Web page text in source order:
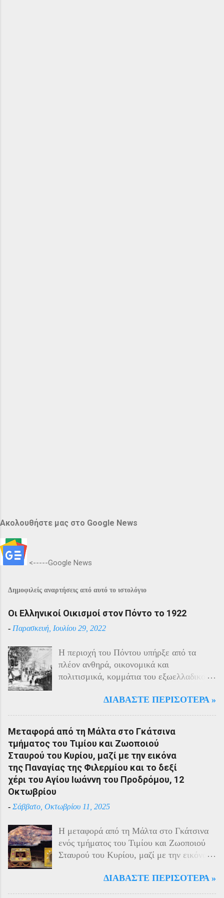
Ακολουθήστε μας στο Google News
<-----Google News
Δημοφιλείς αναρτήσεις από αυτό το ιστολόγιο
Οι Ελληνικοί Οικισμοί στον Πόντο το 1922
- Παρασκευή, Ιουλίου 29, 2022
Η περιοχή του Πόντου υπήρξε από τα
πλέον ανθηρά, οικονομικά και
πολιτισμικά, κομμάτια του εξωελλαδικού
40% του πληθυσμού της περιοχής και μαζί
του Πόντου είχε και αυτός στη διάρκεια
του πολέμου την ίδια τύχη με τον
υπόλοιπο μικρασιατικό πληθυσμό. Με την
είσοδο της Τουρκίας στον πόλεμο
πραγματοποιήθηκαν εκκενώσεις οικισμών,
οικογένειες των φυγοστράτων.
έδωσαν οι Πόντιοι στην καταπίεση με την
οργανωμένη αντίσταση των κατοίκων του.
Αντιδρώντας στις πιέσεις των Τούρκων
αντάρτες στα βουνά και να επιδίδονται σε
ανταρτοπόλεμο εναντίον του τακτικού
ΔΙΑΒΆΣΤΕ ΠΕΡΙΣΌΤΕΡΑ »
Μεταφορά από τη Μάλτα στο Γκάτσινα
τμήματος του Τιμίου και Ζωοποιού
Σταυρού του Κυρίου, μαζί με την εικόνα
της Παναγίας της Φιλερμίου και το δεξί
χέρι του Αγίου Ιωάννη του Προδρόμου, 12
Οκτωβρίου
- Σάββατο, Οκτωβρίου 11, 2025
Η μεταφορά από τη Μάλτα στο Γκάτσινα
ενός τμήματος του Τιμίου και Ζωοποιού
Σταυρού του Κυρίου, μαζί με την εικόνα
Φίλερμος στο νησί της Ρόδου) και το δεξί
ΔΙΑΒΆΣΤΕ ΠΕΡΙΣΌΤΕΡΑ »